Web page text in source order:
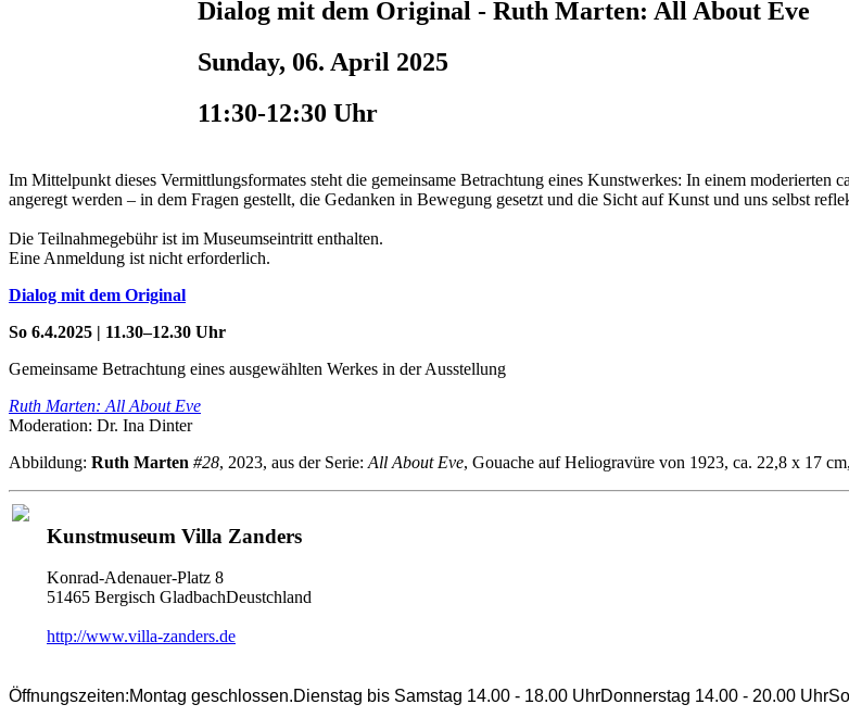
Dialog mit dem Original - Ruth Marten: All About Eve
Sunday, 06. April 2025
11:30-12:30 Uhr
Im Mittelpunkt dieses Vermittlungsformates steht die gemeinsame Betrachtung eines Kunstwerkes: In einem moderierten
angeregt werden – in dem Fragen gestellt, die Gedanken in Bewegung gesetzt und die Sicht auf Kunst und uns selbst
Die Teilnahmegebühr ist im Museumseintritt enthalten.
Eine Anmeldung ist nicht erforderlich.
Dialog mit dem Original
So 6.4.2025 | 11.30–12.30 Uhr
Gemeinsame Betrachtung eines ausgewählten Werkes in der Ausstellung
Ruth Marten: All About Eve
Moderation: Dr. Ina Dinter
Abbildung: Ruth Marten #28, 2023, aus der Serie: All About Eve, Gouache auf Heliogravüre von 1923, ca. 22,8 x 17
Kunstmuseum Villa Zanders
Konrad-Adenauer-Platz 8
51465 Bergisch GladbachDeustchland
http://www.villa-zanders.de
Öffnungszeiten:Montag geschlossen.Dienstag bis Samstag 14.00 - 18.00 UhrDonnerstag 14.00 - 20.00